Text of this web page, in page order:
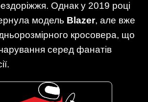
Однак у 2019 році
модель Blazer, але вже
кросовера, що
серед фанатів